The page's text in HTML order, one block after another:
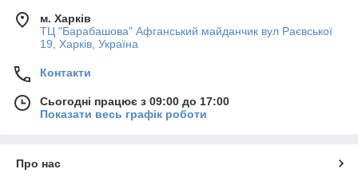
м. Харків
ТЦ "Барабашова" Афганський майданчик вул Раєвської
19, Харків, Україна
Контакти
Сьогодні працює з 09:00 до 17:00
Показати весь графік роботи
Про нас